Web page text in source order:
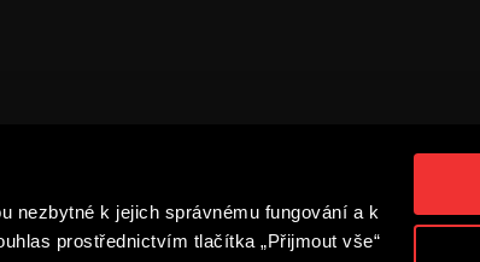
nezbytné k jejich správnému fungování a k
prostřednictvím tlačítka „Přijmout vše“